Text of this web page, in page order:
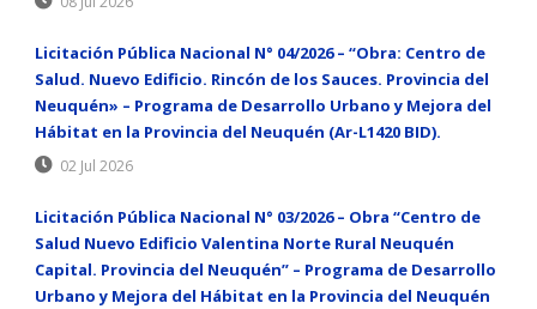
Licitación Pública Nacional N° 04/2026 – “Obra: Centro de
Salud. Nuevo Edificio. Rincón de los Sauces. Provincia del
Neuquén» – Programa de Desarrollo Urbano y Mejora del
Hábitat en la Provincia del Neuquén (Ar-L1420 BID).
02 Jul 2026
Licitación Pública Nacional N° 03/2026 – Obra “Centro de
Salud Nuevo Edificio Valentina Norte Rural Neuquén
Capital. Provincia del Neuquén” – Programa de Desarrollo
Urbano y Mejora del Hábitat en la Provincia del Neuquén